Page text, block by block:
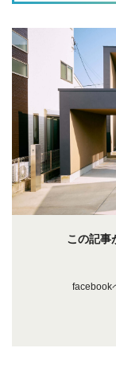
この記事
facebook